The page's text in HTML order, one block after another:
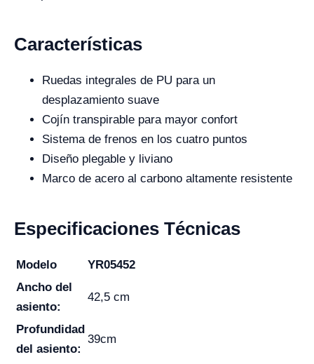
Características
Ruedas integrales de PU para un
desplazamiento suave
Cojín transpirable para mayor confort
Sistema de frenos en los cuatro puntos
Diseño plegable y liviano
Marco de acero al carbono altamente resistente
Especificaciones Técnicas
Modelo
YR05452
Ancho del
asiento:
42,5 cm
Profundidad
del asiento:
39cm